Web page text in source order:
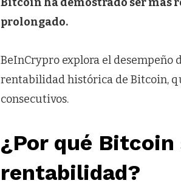
prolongado.
BeInCrypro explora el desempeño
rentabilidad histórica de Bitcoin,
consecutivos.
¿Por qué
rentabilidad?